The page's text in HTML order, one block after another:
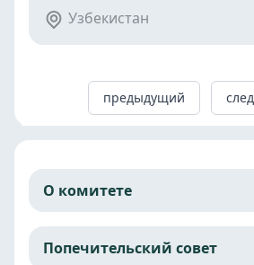
Узбекистан
предыдущий
О комитете
Попечительский совет